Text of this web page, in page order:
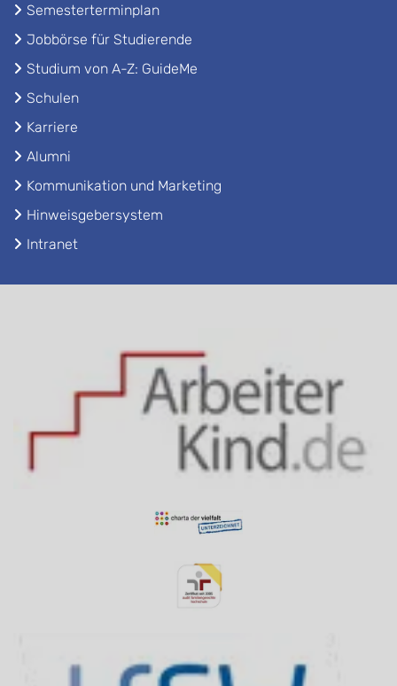
Semesterterminplan
Jobbörse für Studierende
Studium von A-Z: GuideMe
Schulen
Karriere
Alumni
Kommunikation und Marketing
Hinweisgebersystem
Intranet